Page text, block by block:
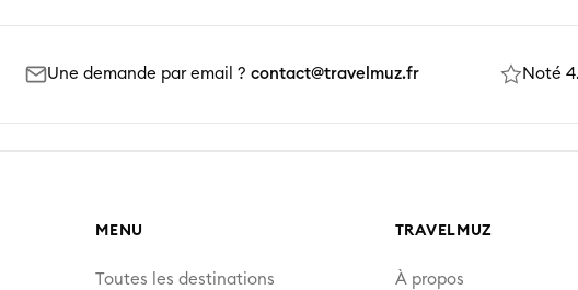
Une demande par email ? contact@travelmuz.fr Noté
MENU
Toutes les destinations
TRAVELMUZ
À propos